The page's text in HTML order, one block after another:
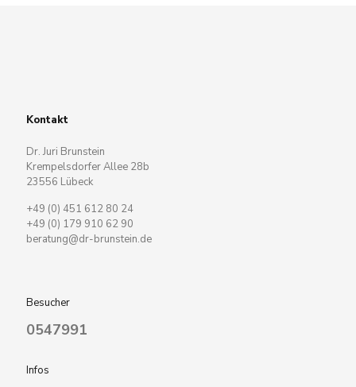
Kontakt
Dr. Juri Brunstein
Krempelsdorfer Allee 28b
23556 Lübeck
+49 (0) 451 612 80 24
+49 (0) 179 910 62 90
beratung@dr-brunstein.de
Besucher
0547991
Infos